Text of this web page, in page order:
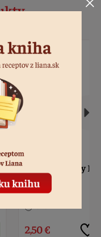
- Happy Birthday
akryl